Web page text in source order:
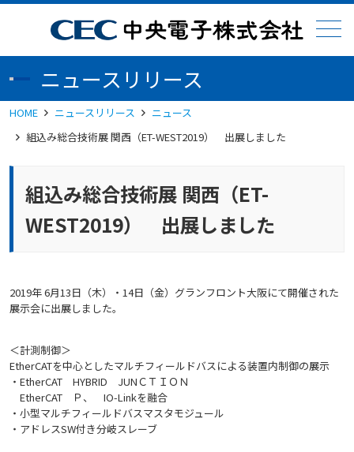
メニュー
ニュースリリース
HOME ニュースリリース
ニュース
組込み総合技術展 関西（ET-WEST2019） 出展しました
組込み総合技術展 関西（ET-
WEST2019） 出展しました
2019年 6月13日（木）・14日（金）グランフロント大阪にて開催された
展示会に出展しました。
＜計測制御＞
EtherCATを中心としたマルチフィールドバスによる装置内制御の展示
・EtherCAT HYBRID JUNＣＴＩＯＮ
EtherCAT Ｐ、 IO-Linkを融合
・小型マルチフィールドバスマスタモジュール
・アドレスSW付き分岐スレーブ